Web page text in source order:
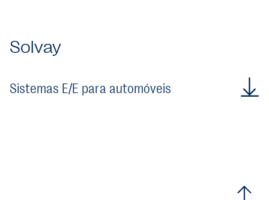
Solvay
Sistemas E/E para automóveis